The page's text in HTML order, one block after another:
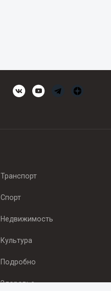
Транспорт
Спорт
Недвижимость
Культура
Подробно
Здоровье